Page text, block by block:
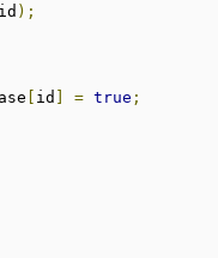
id );
[ id ] = true ;